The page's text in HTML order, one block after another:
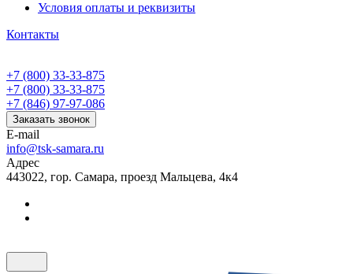
Условия оплаты и реквизиты
Контакты
+7 (800) 33-33-875
+7 (800) 33-33-875
+7 (846) 97-97-086
Заказать звонок
E-mail
info@tsk-samara.ru
Адрес
443022, гор. Самара, проезд Мальцева, 4к4